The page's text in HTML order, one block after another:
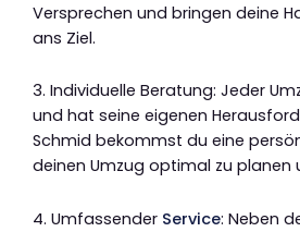
Versprechen und bringen deine
ans Ziel.
3. Individuelle Beratung: Jeder
und hat seine eigenen
Schmid bekommst du eine
deinen Umzug optimal zu planen
4. Umfassender Service: Neben